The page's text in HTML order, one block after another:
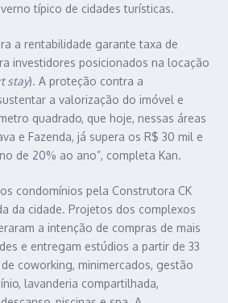
típico de cidades turísticas.
a rentabilidade garante taxa de
investidores posicionados na locação
stay). A proteção contra a
a valorização do imóvel e
quadrado, que hoje, nessas áreas
e Fazenda, já supera os R$ 30 mil e
de 20% ao ano”, completa Kan.
condomínios pela Construtora CK
da cidade. Projetos dos complexos
a intenção de compras de mais
e entregam estúdios a partir de 33
coworking, minimercados, gestão
lavanderia compartilhada,